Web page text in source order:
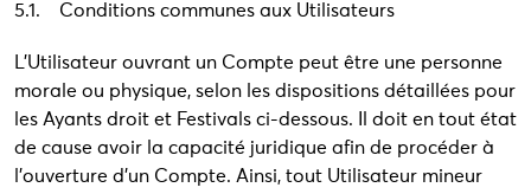
5.1. Conditions communes aux Utilisateurs
L’Utilisateur ouvrant un Compte peut être une personne
morale ou physique, selon les dispositions détaillées pour
les Ayants droit et Festivals ci-dessous. Il doit en tout état
de cause avoir la capacité juridique afin de procéder à
l’ouverture d’un Compte. Ainsi, tout Utilisateur mineur